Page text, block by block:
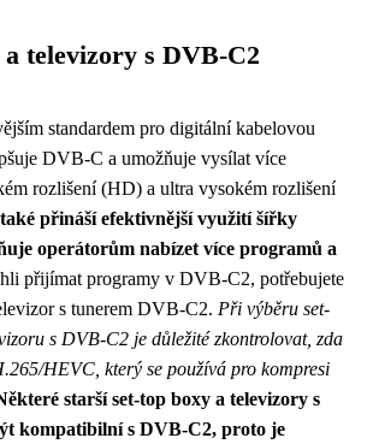
a televizory s DVB-C2
standardem pro digitální kabelovou
DVB-C a umožňuje vysílat více
rozlišení (HD) a ultra vysokém rozlišení
přináší efektivnější využití šířky
operátorům nabízet více programů a
přijímat programy v DVB-C2, potřebujete
s tunerem DVB-C2. Při výběru set-
s DVB-C2 je důležité zkontrolovat, zda
HEVC, který se používá pro kompresi
starší set-top boxy a televizory s
kompatibilní s DVB-C2, proto je